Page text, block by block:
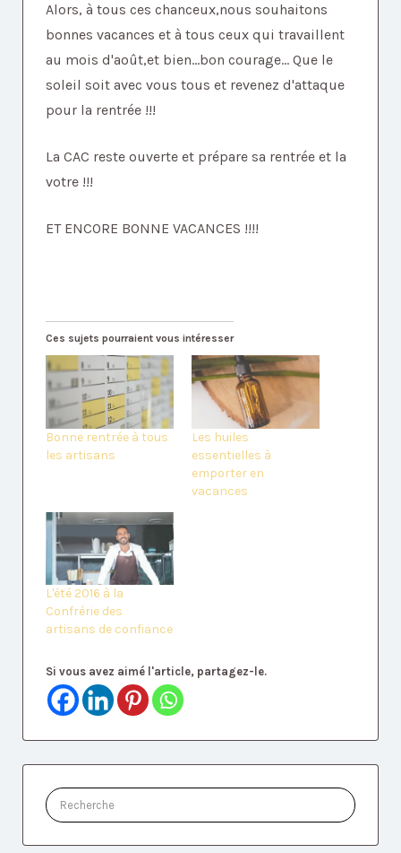
Alors, à tous ces chanceux,nous souhaitons
bonnes vacances et à tous ceux qui travaillent
au mois d'août,et bien...bon courage... Que le
soleil soit avec vous tous et revenez d'attaque
pour la rentrée !!!
La CAC reste ouverte et prépare sa rentrée et la
votre !!!
ET ENCORE BONNE VACANCES !!!!
Ces sujets pourraient vous intéresser
Bonne rentrée à tous
les artisans
Les huiles
essentielles à
emporter en
vacances
L'été 2016 à la
Confrérie des
artisans de confiance
Si vous avez aimé l'article, partagez-le.
Rechercher: